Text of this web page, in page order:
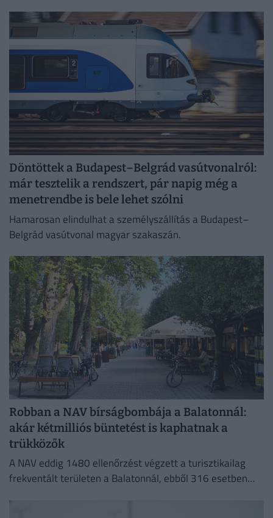
Döntöttek a Budapest–Belgrád vasútvonalról:
már tesztelik a rendszert, pár napig még a
menetrendbe is bele lehet szólni
Hamarosan elindulhat a személyszállítás a Budapest–
Belgrád vasútvonal magyar szakaszán.
Robban a NAV bírságbombája a Balatonnál:
akár kétmilliós büntetést is kaphatnak a
trükközők
A NAV eddig 1480 ellenőrzést végzett a turisztikailag
frekventált területen a Balatonnál, ebből 316 esetben